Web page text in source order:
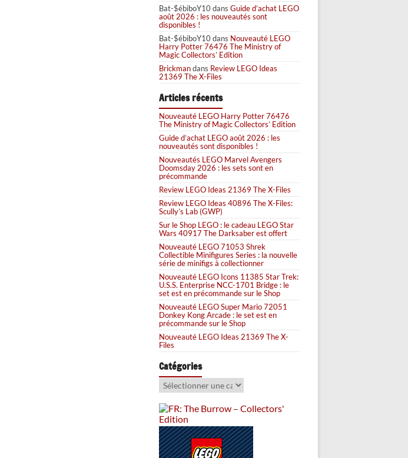
Bat-$ébiboY10dans Guide d’achat LEGO
août 2026 : les nouveautés sont
disponibles !
Bat-$ébiboY10dans Nouveauté LEGO
Harry Potter 76476 The Ministry of
Magic Collectors’ Edition
Brickmandans Review LEGO Ideas
21369 The X-Files
Articles récents
Nouveauté LEGO Harry Potter 76476
The Ministry of Magic Collectors’ Edition
Guide d’achat LEGO août 2026 : les
nouveautés sont disponibles !
Nouveautés LEGO Marvel Avengers
Doomsday 2026 : les sets sont en
précommande
Review LEGO Ideas 21369 The X-Files
Review LEGO Ideas 40896 The X-Files:
Scully’s Lab (GWP)
Sur le Shop LEGO : le cadeau LEGO Star
Wars 40917 The Darksaber est offert
Nouveauté LEGO 71053 Shrek
Collectible Minifigures Series : la nouvelle
série de minifigs à collectionner
Nouveauté LEGO Icons 11385 Star Trek:
U.S.S. Enterprise NCC-1701 Bridge : le
set est en précommande sur le Shop
Nouveauté LEGO Super Mario 72051
Donkey Kong Arcade : le set est en
précommande sur le Shop
Nouveauté LEGO Ideas 21369 The X-
Files
Catégories
Catégories